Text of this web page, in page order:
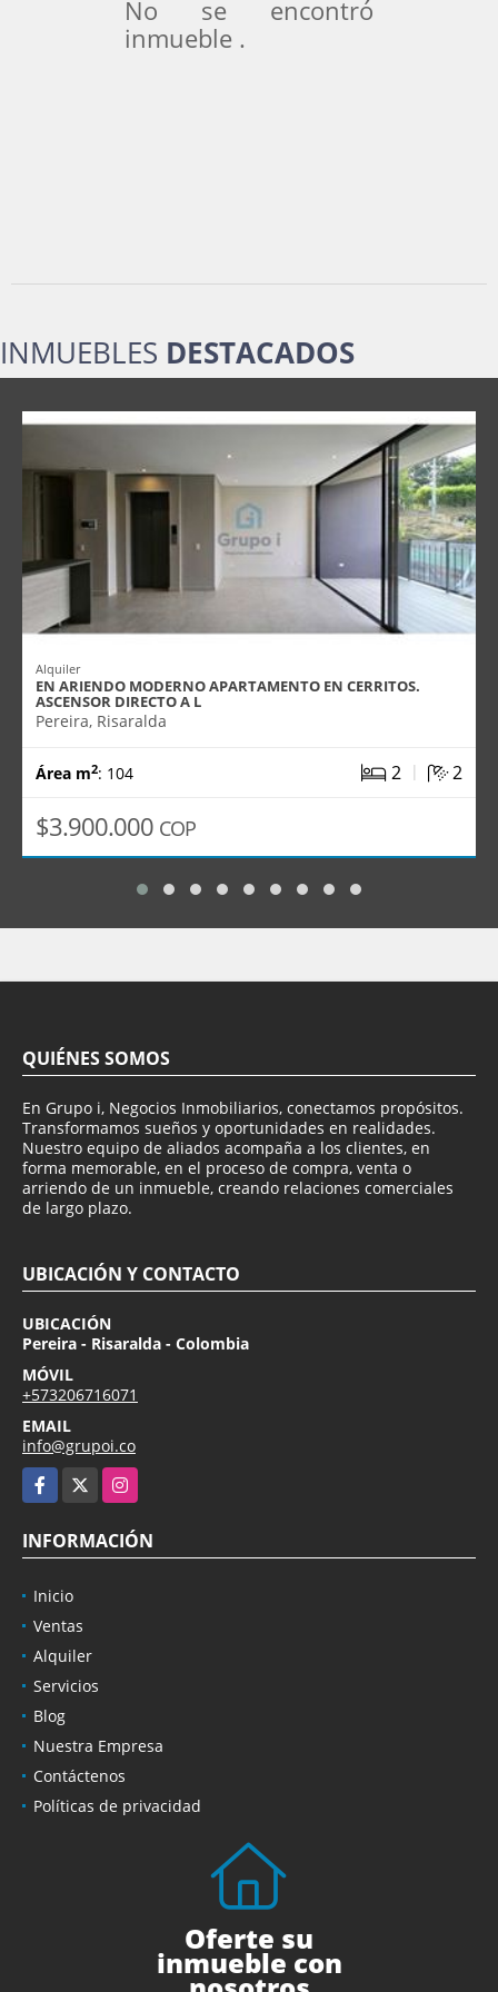
No se encontró
inmueble .
INMUEBLES DESTACADOS
Alquiler
EN ARIENDO MODERNO APARTAMENTO EN CERRITOS.
ASCENSOR DIRECTO A L
Pereira, Risaralda
Área m2: 104 2 | 2
$3.900.000 COP
QUIÉNES SOMOS
En Grupo i, Negocios Inmobiliarios, conectamos propósitos.
Transformamos sueños y oportunidades en realidades.
Nuestro equipo de aliados acompaña a los clientes, en
forma memorable, en el proceso de compra, venta o
arriendo de un inmueble, creando relaciones comerciales
de largo plazo.
UBICACIÓN Y CONTACTO
UBICACIÓN
Pereira - Risaralda - Colombia
MÓVIL
+573206716071
EMAIL
info@grupoi.co
Facebook
Instagram
INFORMACIÓN
Inicio
Ventas
Alquiler
Servicios
Blog
Nuestra Empresa
Contáctenos
Políticas de privacidad
Oferte su
inmueble con